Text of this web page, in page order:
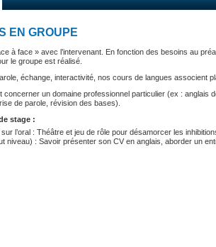
EN GROUPE
à face » avec l’intervenant. En fonction des besoins au
le groupe est réalisé.
échange, interactivité, nos cours de langues associent
concerner un domaine professionnel particulier (ex : anglais
de parole, révision des bases).
stage :
l’oral : Théâtre et jeu de rôle pour désamorcer les
niveau) : Savoir présenter son CV en anglais, aborder un